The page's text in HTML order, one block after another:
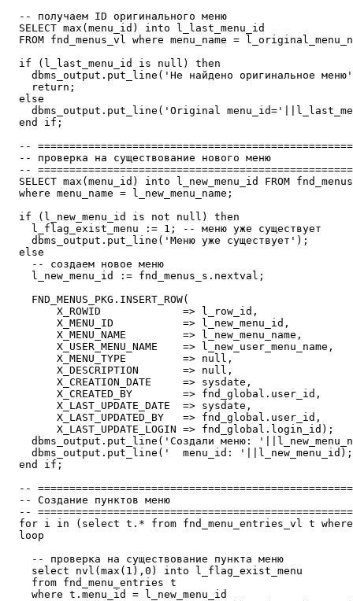
  -- получаем ID оригинального меню
  SELECT max(menu_id) into l_last_menu_id
FROM fnd_menus_vl where menu_name =
  if (l_last_menu_id is null) then
dbms_output.put_line('Не найдено оригинальное
    return;
  else
dbms_output.put_line('Original
  end if;
--
  -- проверка на существование нового меню
--
SELECT max(menu_id) into l_new_menu_id FROM
  where menu_name = l_new_menu_name;
  if (l_new_menu_id is not null) then
    l_flag_exist_menu := 1; -- меню уже существует
    dbms_output.put_line('Меню уже существует');
  else
    -- создаем новое меню
    l_new_menu_id := fnd_menus_s.nextval;
    FND_MENUS_PKG.INSERT_ROW(
        X_ROWID             => l_row_id,
        X_MENU_ID           => l_new_menu_id,
        X_MENU_NAME         => l_new_menu_name,
        X_USER_MENU_NAME    => l_new_user_menu_name,
        X_MENU_TYPE         => null,
        X_DESCRIPTION       => null,
        X_CREATION_DATE     => sysdate,
        X_CREATED_BY        => fnd_global.user_id,
        X_LAST_UPDATE_DATE  => sysdate,
        X_LAST_UPDATED_BY   => fnd_global.user_id,
X_LAST_UPDATE_LOGIN =>
dbms_output.put_line('Создали меню:
    dbms_output.put_line('  menu_id: '||l_new_menu_id);
  end if;
--
  -- Создание пунктов меню
--
for i in (select t.* from fnd_menu_entries_vl t
  loop
    -- проверка на существование пункта меню
    select nvl(max(1),0) into l_flag_exist_menu
    from fnd_menu_entries t
    where t.menu_id = l_new_menu_id